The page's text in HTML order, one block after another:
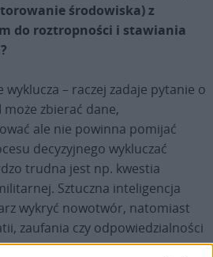
środowiska) z
do roztropności i stawiania
– raczej zadaje pytanie o
zbierać dane,
ale nie powinna pomijać
decyzyjnego wykluczać
trudna jest np. kwestia
Sztuczna inteligencja
wykryć nowotwór, natomiast
zaufania czy odpowiedzialności